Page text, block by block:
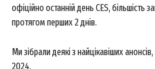
офіційно останній день CES, більшість
протягом перших 2 днів.
Ми зібрали деякі з найцікавіших
2024.